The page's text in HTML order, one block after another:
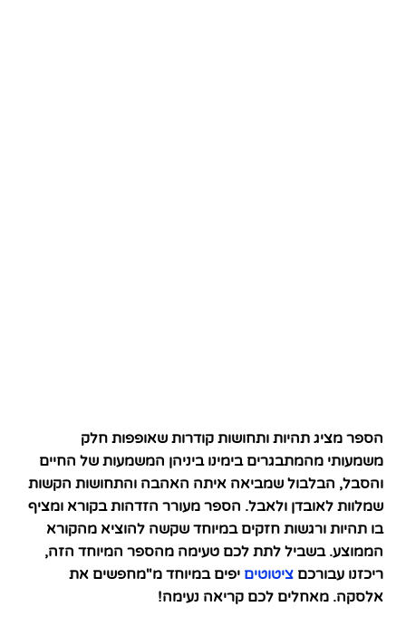
הספר מציג תהיות ותחושות קודרות שאופפות חלק
משמעותי מהמתבגרים בימינו ביניהן המשמעות של החיים
והסבל, הבלבול שמביאה איתה האהבה והתחושות הקשות
שמלוות לאובדן ולאבל. הספר מעורר הזדהות בקורא ומציף
בו תהיות ורגשות חזקים במיוחד שקשה להוציא מהקורא
הממוצע. בשביל לתת לכם טעימה מהספר המיוחד הזה,
ריכזנו עבורכם ציטוטים יפים במיוחד מ"מחפשים את
אלסקה. מאחלים לכם קריאה נעימה!